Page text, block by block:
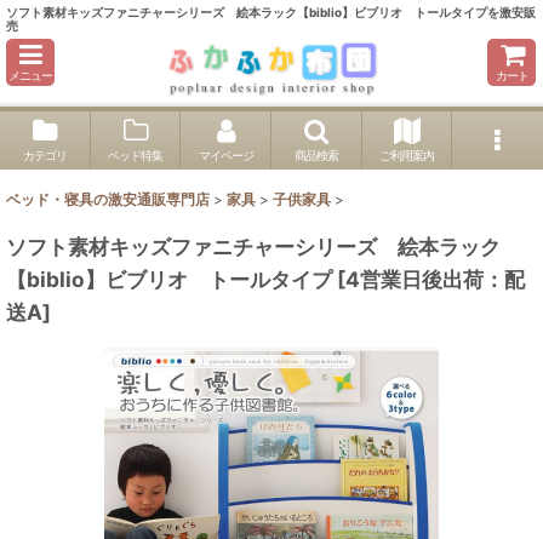
ソフト素材キッズファニチャーシリーズ 絵本ラック【biblio】ビブリオ トールタイプを激安販
売
メニュー カート
カテゴリ ベッド特集 マイページ 商品検索 ご利用案内
ベッド・寝具の激安通販専門店 > 家具 > 子供家具 >
ソフト素材キッズファニチャーシリーズ 絵本ラック
【biblio】ビブリオ トールタイプ [4営業日後出荷：配
送A]